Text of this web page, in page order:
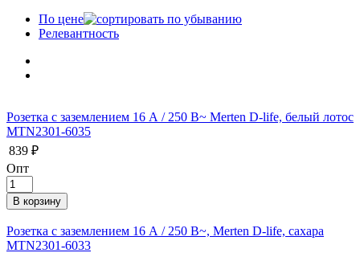
По цене
Релевантность
Розетка с заземлением 16 А / 250 В~ Merten D-life, белый лотос
MTN2301-6035
839 ₽
Опт
Розетка с заземлением 16 А / 250 В~, Merten D-life, сахара
MTN2301-6033